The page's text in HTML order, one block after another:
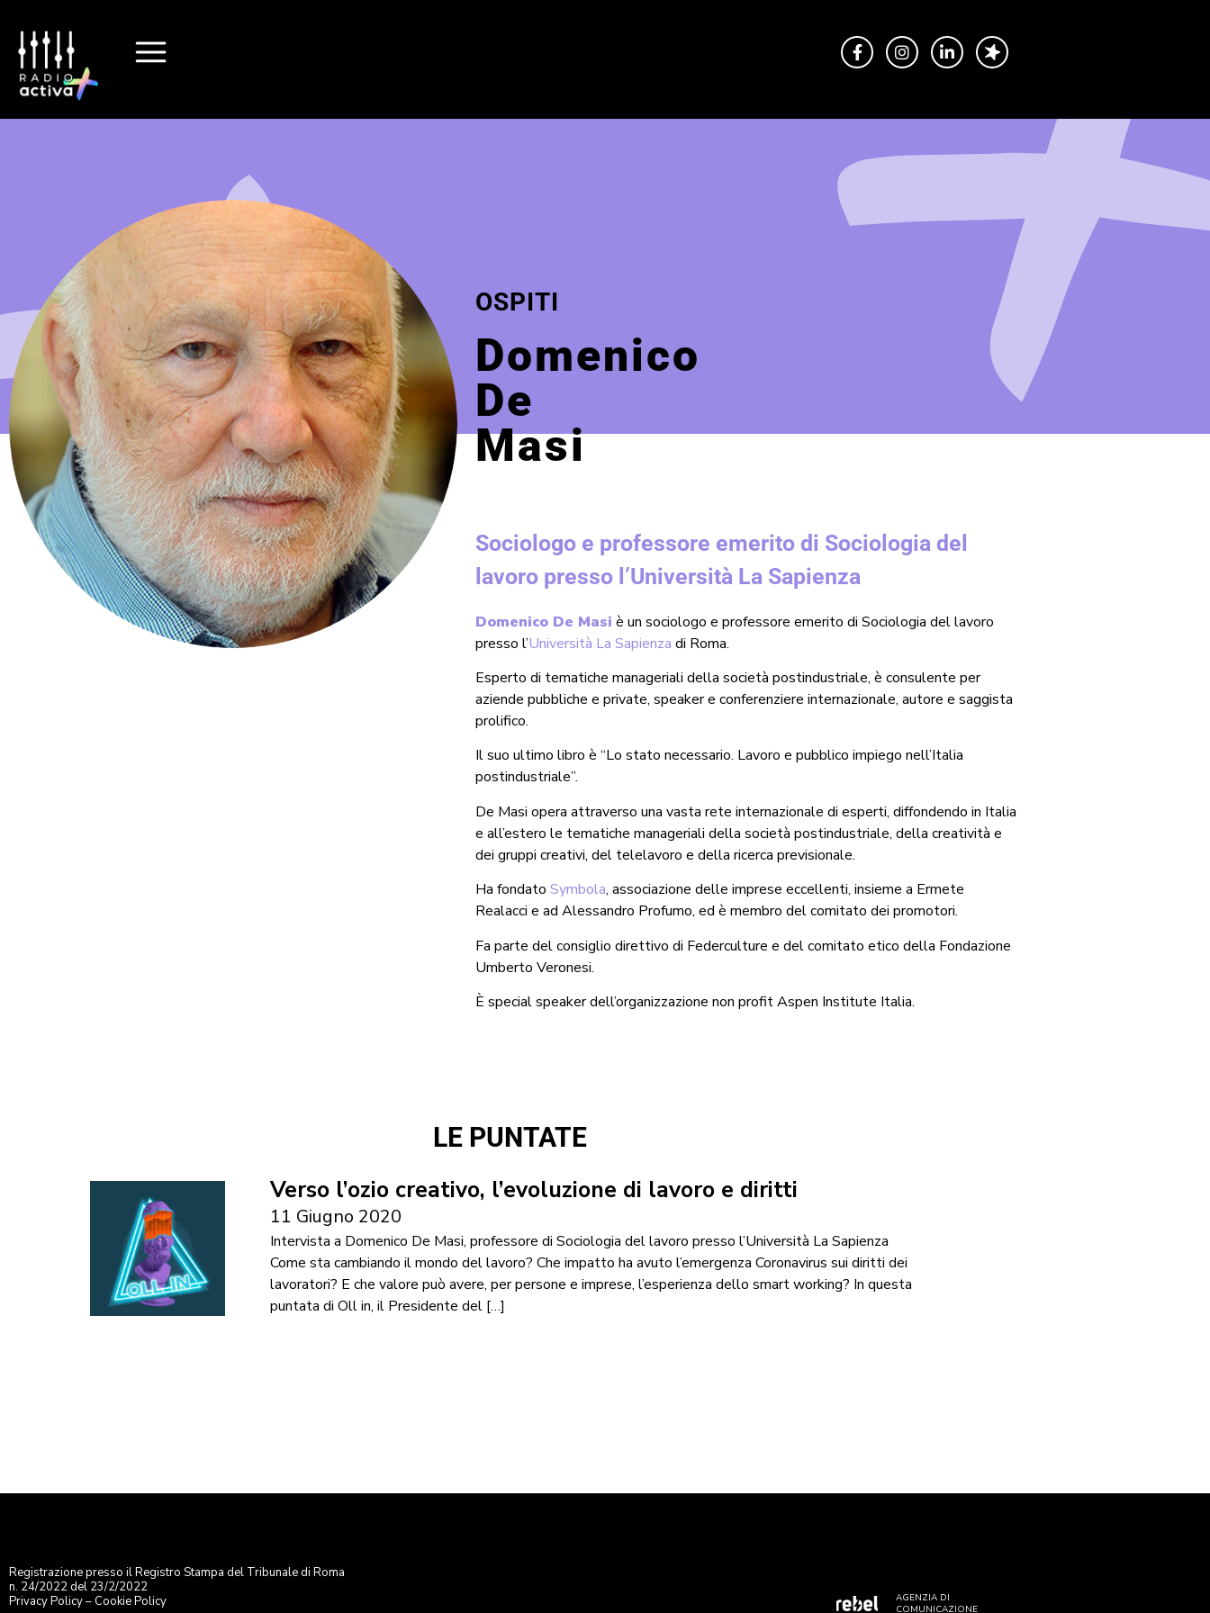
OSPITI
Domenico
De
Masi
Sociologo e professore emerito di Sociologia del
lavoro presso l’Università La Sapienza
Domenico De Masi è un sociologo e professore emerito di Sociologia del lavoro
presso l’Università La Sapienza di Roma.
Esperto di tematiche manageriali della società postindustriale, è consulente per
aziende pubbliche e private, speaker e conferenziere internazionale, autore e saggista
prolifico.
Il suo ultimo libro è “Lo stato necessario. Lavoro e pubblico impiego nell’Italia
postindustriale”.
De Masi opera attraverso una vasta rete internazionale di esperti, diffondendo in Italia
e all’estero le tematiche manageriali della società postindustriale, della creatività e
dei gruppi creativi, del telelavoro e della ricerca previsionale.
Ha fondato Symbola, associazione delle imprese eccellenti, insieme a Ermete
Realacci e ad Alessandro Profumo, ed è membro del comitato dei promotori.
Fa parte del consiglio direttivo di Federculture e del comitato etico della Fondazione
Umberto Veronesi.
È special speaker dell’organizzazione non profit Aspen Institute Italia.
LE PUNTATE
Verso l’ozio creativo, l’evoluzione di lavoro e diritti
11 Giugno 2020
Intervista a Domenico De Masi, professore di Sociologia del lavoro presso l’Università La Sapienza
Come sta cambiando il mondo del lavoro? Che impatto ha avuto l’emergenza Coronavirus sui diritti dei
lavoratori? E che valore può avere, per persone e imprese, l’esperienza dello smart working? In questa
puntata di Oll in, il Presidente del […]
Registrazione presso il Registro Stampa del Tribunale di Roma
n. 24/2022 del 23/2/2022
Privacy Policy– Cookie Policy
AGENZIA DI
COMUNICAZIONE